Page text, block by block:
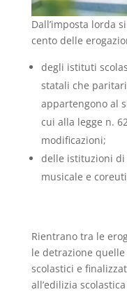
Dall’imposta lorda
cento delle
degli istituti
statali che
appartengono al
cui alla legge n.
modificazioni;
delle istituzioni
musicale e
Rientrano tra le
le detrazione
scolastici e
all’edilizia